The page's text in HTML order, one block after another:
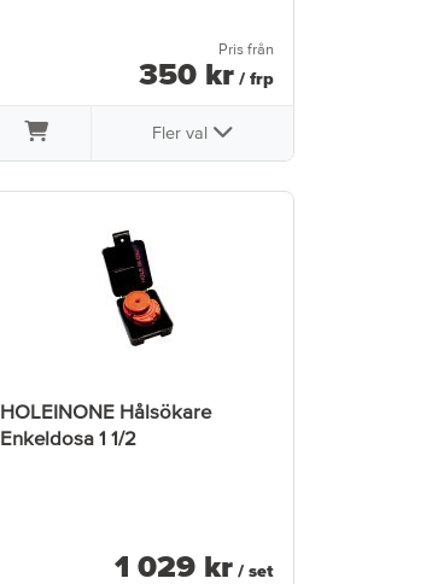
Pris från
350 kr / frp
Fler val
HOLEINONE Hålsökare
Enkeldosa 1 1/2
1 029 kr / set